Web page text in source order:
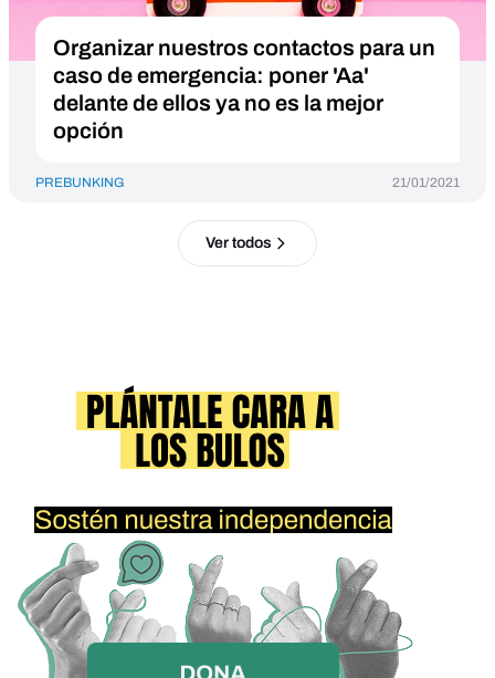
Organizar nuestros contactos para un
caso de emergencia: poner 'Aa'
delante de ellos ya no es la mejor
opción
PREBUNKING 21/01/2021
Ver todos